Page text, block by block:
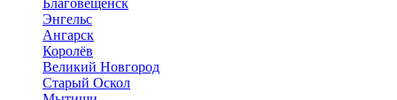
Благовещенск
Энгельс
Ангарск
Королёв
Великий Новгород
Старый Оскол